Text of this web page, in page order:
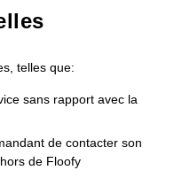
telles que:
sans rapport avec la
de contacter son
de Floofy